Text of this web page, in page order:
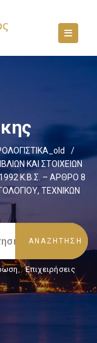
/
ΚΑΙ ΣΤΟΙΧΕΙΩΝ
Κ.Β.Σ. – ΑΡΘΡΟ 8
ΤΕΧΝΙΚΩΝ
, Επιχειρήσεις